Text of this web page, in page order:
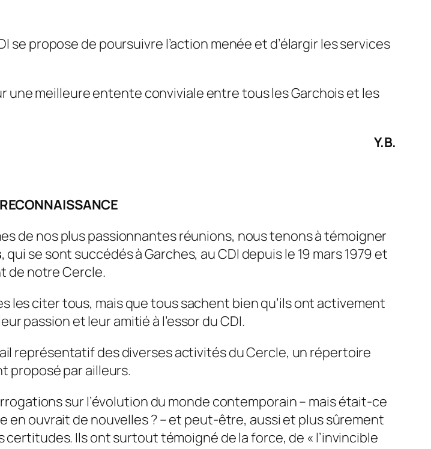
se propose de poursuivre l’action menée et d’élargir les services
une meilleure entente conviviale entre tous les Garchois et les
Y.B.
de nos plus passionnantes réunions, nous tenons à témoigner
, qui se sont succédés à Garches, au CDI depuis le 19 mars 1979 et
de notre Cercle.
les citer tous, mais que tous sachent bien qu’ils ont activement
passion et leur amitié à l’essor du CDI.
représentatif des diverses activités du Cercle, un répertoire
proposé par ailleurs.
sur l’évolution du monde contemporain – mais était-ce
ouvrait de nouvelles ? – et peut-être, aussi et plus sûrement
Ils ont surtout témoigné de la force, de « l’invincible